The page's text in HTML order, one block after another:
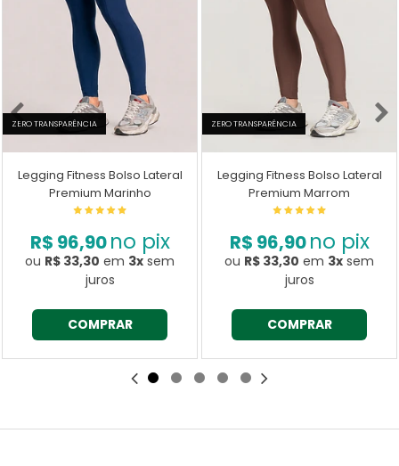
ZERO TRANSPARÊNCIA
Legging Fitness Bolso Lateral
Premium Marinho
R$ 96,90no pix
ou R$ 33,30 em 3x sem
juros
COMPRAR
ZERO TRANSPARÊNCIA
Legging Fitness Bolso Lateral
Premium Marrom
R$ 96,90no pix
ou R$ 33,30 em 3x sem
juros
COMPRAR